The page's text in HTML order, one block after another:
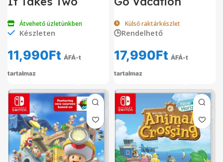
Átvehető üzletünkben
Készleten
11,990Ft ÁFÁ-t
tartalmaz
Külső raktárkészlet
🕒Rendelhető
17,990Ft ÁFÁ-t
tartalmaz